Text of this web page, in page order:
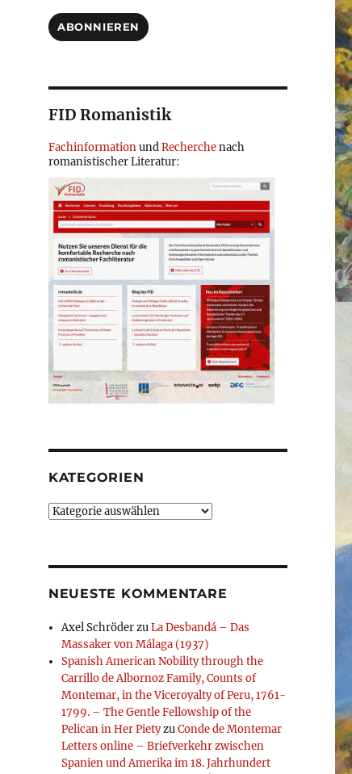
ABONNIEREN
FID Romanistik
FachinformationundRecherchenach
romanistischer Literatur:
KATEGORIEN
Kategorien
NEUESTE KOMMENTARE
Axel SchröderzuLa Desbandá – Das
Massaker von Málaga (1937)
Spanish American Nobility through the
Carrillo de Albornoz Family, Counts of
Montemar, in the Viceroyalty of Peru, 1761-
1799. – The Gentle Fellowship of the
Pelican in Her PietyzuConde de Montemar
Letters online – Briefverkehr zwischen
Spanien und Amerika im 18. Jahrhundert